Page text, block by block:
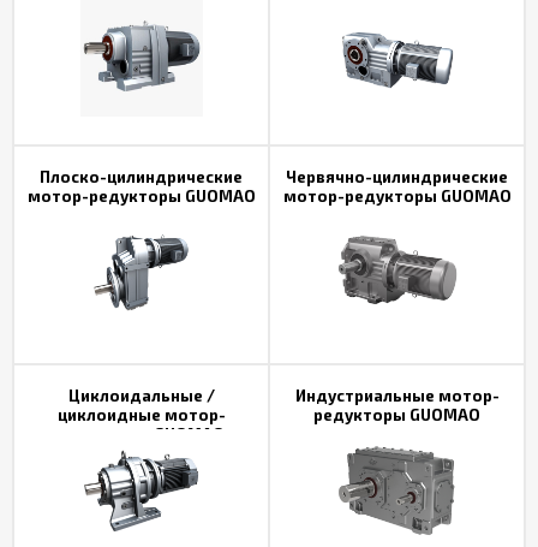
Плоско-цилиндрические
мотор-редукторы GUOMAO
Червячно-цилиндрические
мотор-редукторы GUOMAO
Циклоидальные /
циклоидные мотор-
редукторы GUOMAO
Индустриальные мотор-
редукторы GUOMAO